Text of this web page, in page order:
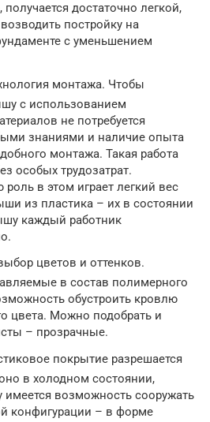
достаточно легкой,
постройку на
с уменьшением
монтажа. Чтобы
с использованием
не потребуется
знаниями и наличие опыта
монтажа. Такая работа
особых трудозатрат.
в этом играет легкий вес
из пластика – их в состоянии
каждый работник
цветов и оттенков.
в состав полимерного
обустроить кровлю
цвета. Можно подобрать и
– прозрачные.
покрытие разрешается
в холодном состоянии,
имеется возможность сооружать
конфигурации – в форме